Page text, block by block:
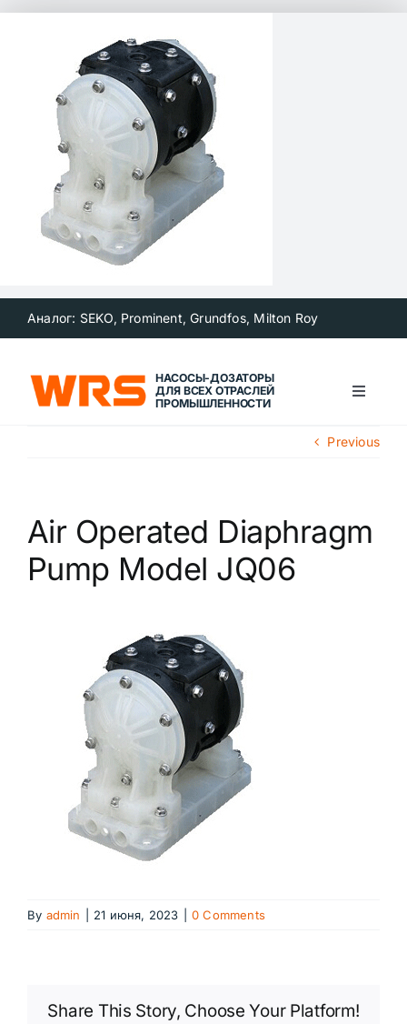
Skip
Аналог: SEKO, Prominent, Grundfos, Milton Roy
НАСОСЫ-ДОЗАТОРЫ
ДЛЯ ВСЕХ ОТРАСЛЕЙ
ПРОМЫШЛЕННОСТИ
Toggle
Каталог продукции
Контакты
Previous
Air Operated Diaphragm
Pump Model JQ06
By admin 21 июня, 2023 0 Comments
Share This Story, Choose Your Platform!